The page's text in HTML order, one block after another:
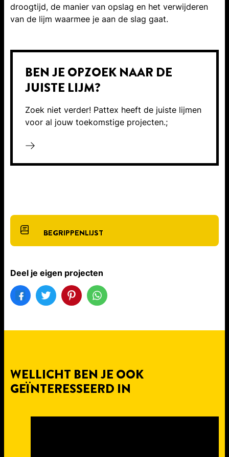
droogtijd, de manier van opslag en het verwijderen
van de lijm waarmee je aan de slag gaat.
BEN JE OPZOEK NAAR DE
JUISTE LIJM?
Zoek niet verder! Pattex heeft de juiste lijmen
voor al jouw toekomstige projecten.;
BEGRIPPENLIJST
Deel je eigen projecten
WELLICHT BEN JE OOK
GEÏNTERESSEERD IN